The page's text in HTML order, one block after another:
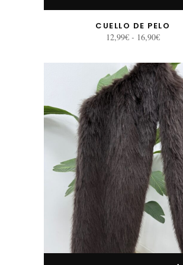
CUELLO DE PELO
12,99€ - 16,90€Rango
desde
12,99€
hasta
16,90€